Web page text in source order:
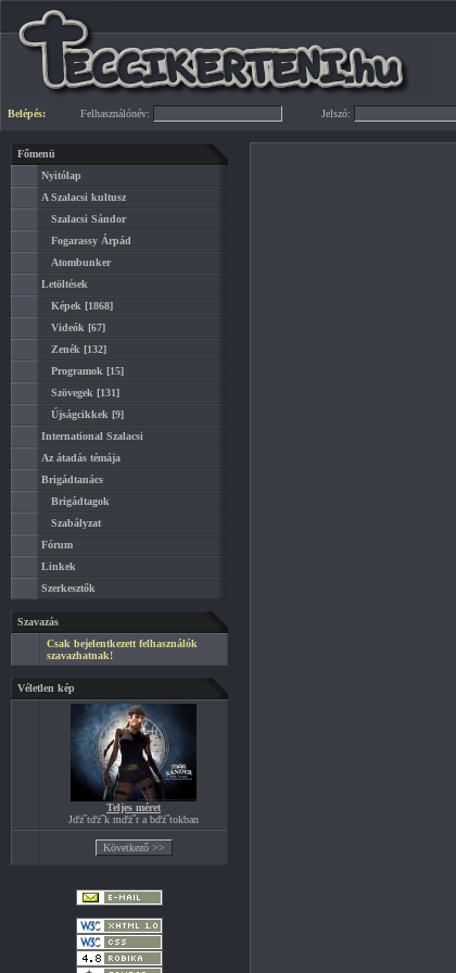
Belépés: Felhasználónév: Jelszó:
Főmenü
Nyitólap
A Szalacsi kultusz
Szalacsi Sándor
Fogarassy Árpád
Atombunker
Letöltések
Képek [1868]
Videók [67]
Zenék [132]
Programok [15]
Szövegek [131]
Újságcikkek [9]
International Szalacsi
Az átadás témája
Brigádtanács
Brigádtagok
Szabályzat
Fórum
Linkek
Szerkesztők
Szavazás
Csak bejelentkezett felhasználók
szavazhatnak!
Véletlen kép
Teljes méret
Jďż˝tďż˝k mďż˝r a bďż˝tokban